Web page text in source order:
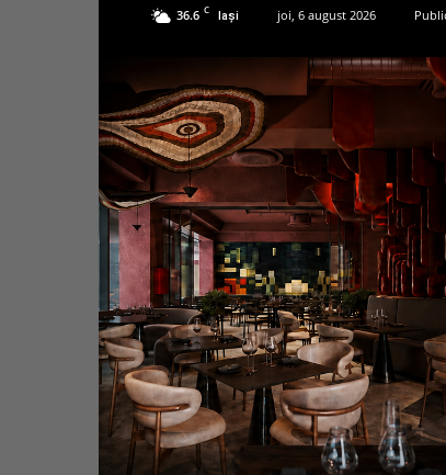
36.6 C Iași joi, 6 august 2026